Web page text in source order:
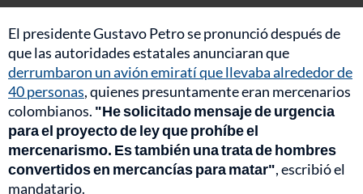
El presidente Gustavo Petro se pronunció después de
que las autoridades estatales anunciaran que
derrumbaron un avión emiratí que llevaba alrededor de
40 personas, quienes presuntamente eran mercenarios
colombianos. "He solicitado mensaje de urgencia
para el proyecto de ley que prohíbe el
mercenarismo. Es también una trata de hombres
convertidos en mercancías para matar", escribió el
mandatario.